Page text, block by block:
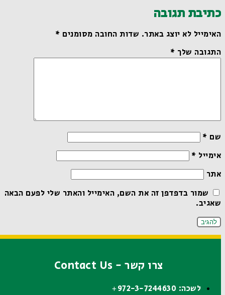
כתיבת תגובה
האימייל לא יוצג באתר.שדות החובה מסומנים*
התגובה שלך*
שם*
אימייל*
אתר
שמור בדפדפן זה את השם, האימייל והאתר שלי לפעם הבאה
שאגיב.
צרו קשר - Contact Us
לשכה: 972-3-7244630+